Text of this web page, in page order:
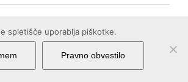
spletišče uporablja piškotke.
Pravno obvestilo